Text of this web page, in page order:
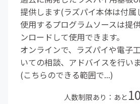
提供します(ラズパイ本体は付属
使用するプログラムソースは提
ンロードして使用できます。
オンラインで、ラズパイや電子
いての相談、アドバイスを行いま
(こちらのできる範囲で...)
人数制限あり：あと 10